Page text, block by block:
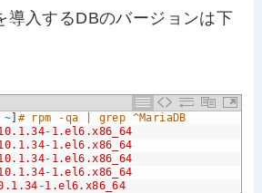
導入するDBのバージョンは下
~ # rpm -qa | grep ^MariaDB
- 1.el6.x86_64
- 1.el6.x86_64
- 1.el6.x86_64
- 1.el6.x86_64
-1.el6.x86_64